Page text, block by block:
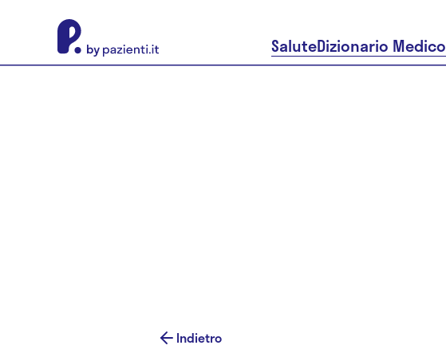
SaluteDizionario Medico
Indietro